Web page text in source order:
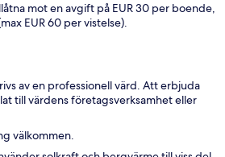
mot en avgift på EUR 30 per boende,
EUR 60 per vistelse).
av en professionell värd. Att erbjuda
till värdens företagsverksamhet eller
välkommen.